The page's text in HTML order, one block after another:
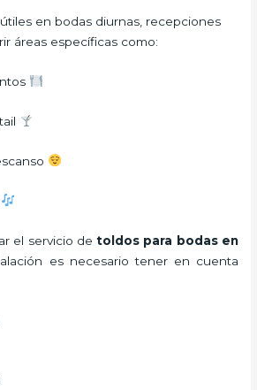
en bodas diurnas, recepciones
áreas específicas como:
el servicio de toldos para bodas en
es necesario tener en cuenta